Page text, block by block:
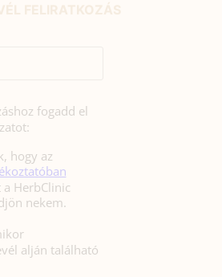
fogadd el
hogy az
HerbClinic
küldjön nekem.
alján található